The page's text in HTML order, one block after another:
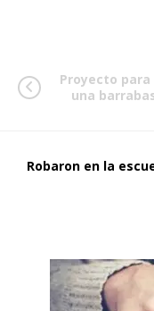
Proyecto para
una
Robaron en la